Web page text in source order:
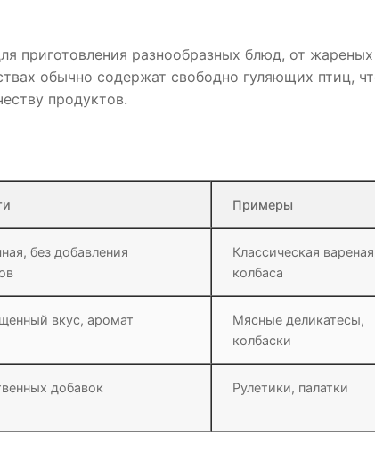
приготовления разнообразных блюд, от
обычно содержат свободно гуляющих птиц,
продуктов.
Примеры
без добавления
Классическая вареная
колбаса
вкус, аромат
Мясные деликатесы,
колбаски
добавок Рулетики, палатки